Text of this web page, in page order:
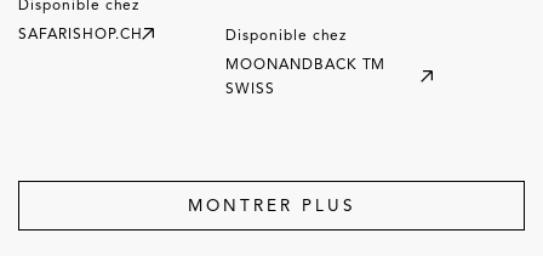
Disponible chez
SAFARISHOP.CH
Disponible chez
MOONANDBACK TM
SWISS
MONTRER PLUS